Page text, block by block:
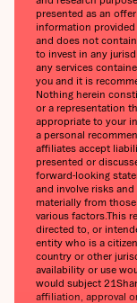
presented as an
information
and does not
to invest in any
any services
you and it is
Nothing herein
or a representation
appropriate to your
a personal
affiliates accept
presented or
forward-looking
and involve risks
materially from
various factors.‍This
directed to, or
entity who is a
country or other
availability or use
would subject
affiliation, approval